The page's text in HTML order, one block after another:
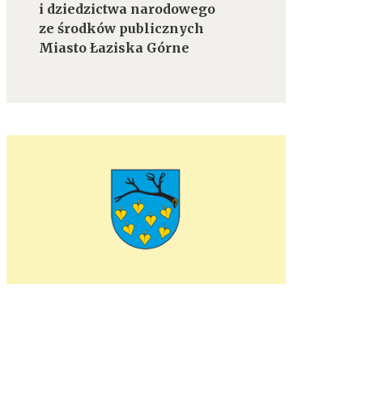
i dziedzictwa narodowego
ze środków publicznych
Miasto Łaziska Górne